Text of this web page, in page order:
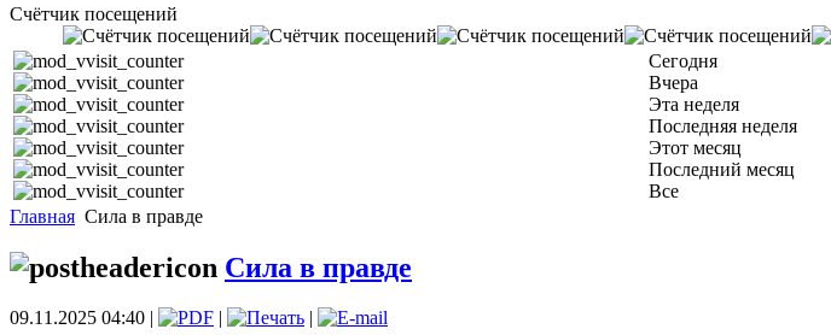
Счётчик посещений
Сегодня
Вчера
Эта неделя
Последняя неделя
Этот месяц
Последний месяц
Все
Главная Сила в правде
Сила в правде
09.11.2025 04:40 | |
|